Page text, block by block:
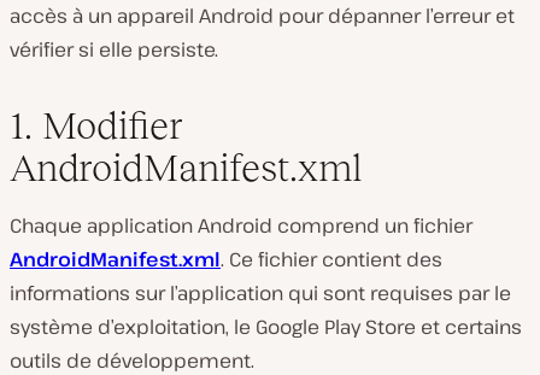
accès à un appareil Android pour dépanner l’erreur et
vérifier si elle persiste.
1. Modifier
AndroidManifest.xml
Chaque application Android comprend un fichier
AndroidManifest.xml. Ce fichier contient des
informations sur l’application qui sont requises par le
système d’exploitation, le Google Play Store et certains
outils de développement.